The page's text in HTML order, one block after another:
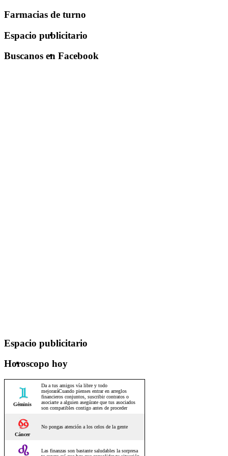
Farmacias de turno
Espacio publicitario
Buscanos en Facebook
Espacio publicitario
Horoscopo hoy